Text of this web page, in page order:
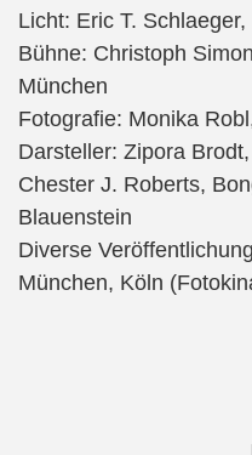
Licht: Eric T.
Bühne: Christoph
München
Fotografie: Monika
Darsteller: Zipora
Chester J. Roberts,
Blauenstein
Diverse
München, Köln